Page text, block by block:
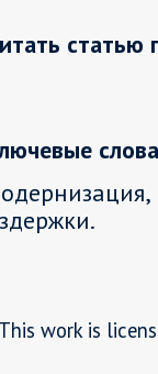
статью
This work is